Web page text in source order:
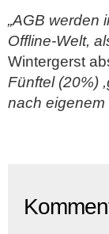
„AGB werden
Offline-Welt,
Wintergerst
Fünftel (20%)
nach eigenem